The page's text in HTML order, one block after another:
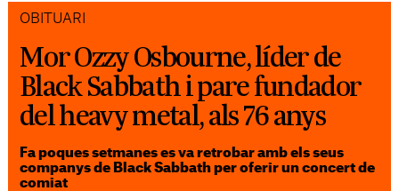
OBITUARI
Mor Ozzy Osbourne, líder de
Black Sabbath i pare fundador
del heavy metal, als 76 anys
Fa poques setmanes es va retrobar amb els seus
companys de Black Sabbath per oferir un concert de
comiat